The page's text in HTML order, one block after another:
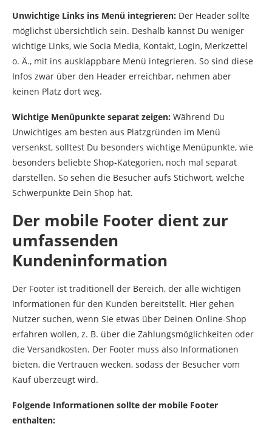
Unwichtige Links ins Menü integrieren: Der Header sollte
möglichst übersichtlich sein. Deshalb kannst Du weniger
wichtige Links, wie Socia Media, Kontakt, Login, Merkzettel
o. Ä., mit ins ausklappbare Menü integrieren. So sind diese
Infos zwar über den Header erreichbar, nehmen aber
keinen Platz dort weg.
Wichtige Menüpunkte separat zeigen: Während Du
Unwichtiges am besten aus Platzgründen im Menü
versenkst, solltest Du besonders wichtige Menüpunkte, wie
besonders beliebte Shop-Kategorien, noch mal separat
darstellen. So sehen die Besucher aufs Stichwort, welche
Schwerpunkte Dein Shop hat.
Der mobile Footer dient zur
umfassenden
Kundeninformation
Der Footer ist traditionell der Bereich, der alle wichtigen
Informationen für den Kunden bereitstellt. Hier gehen
Nutzer suchen, wenn Sie etwas über Deinen Online-Shop
erfahren wollen, z. B. über die Zahlungsmöglichkeiten oder
die Versandkosten. Der Footer muss also Informationen
bieten, die Vertrauen wecken, sodass der Besucher vom
Kauf überzeugt wird.
Folgende Informationen sollte der mobile Footer
enthalten: